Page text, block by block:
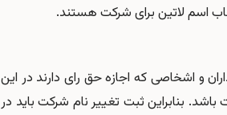
اسم لاتین برای شرکت هستند.
و اشخاصی که اجازه حق رای دارند در این
بنابراین ثبت تغییر نام شرکت باید در